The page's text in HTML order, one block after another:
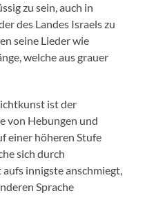
zu sein, auch in
des Landes Israels zu
seine Lieder wie
welche aus grauer
ist der
von Hebungen und
einer höheren Stufe
sich durch
innigste anschmiegt,
Sprache